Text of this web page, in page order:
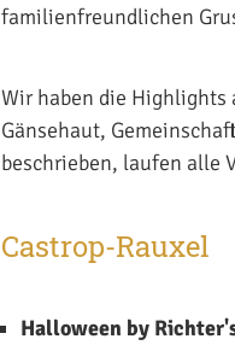
familienfreundlichen
Wir haben die Highlights
Gänsehaut,
beschrieben, laufen alle
Castrop-Rauxel
Halloween by